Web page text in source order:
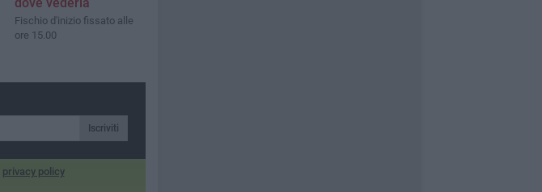
Fischio d'inizio fissato alle
ore 15.00
Iscriviti
privacy policy